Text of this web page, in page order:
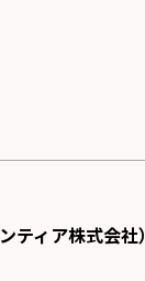
ティア株式会社）